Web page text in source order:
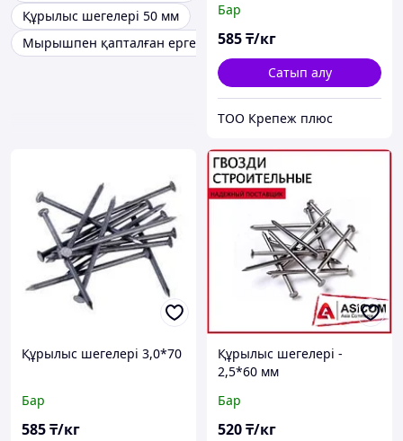
Құрылыс шегелері 50 мм
Мырышпен қапталған ерген шегесі 100 мм
Бар
585₸/кг
Сатып алу
ТОО Крепеж плюс
Құрылыс шегелері 3,0*70
Бар
585₸/кг
Құрылыс шегелері -
2,5*60 мм
Бар
520₸/кг